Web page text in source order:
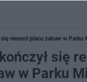
się remont placu zabaw w Parku
się
w Parku